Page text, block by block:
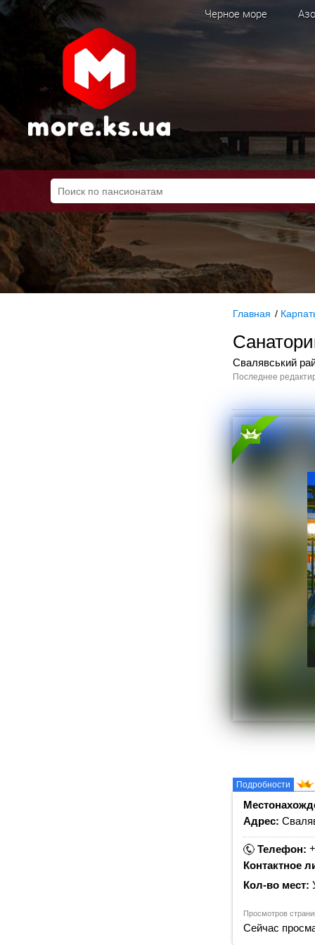
Черное море
Главная /
Свалявський
Последнее
Подробности
Адрес:
Телефон:
Контактное
Кол-во мест:
Просмотров
Сейчас